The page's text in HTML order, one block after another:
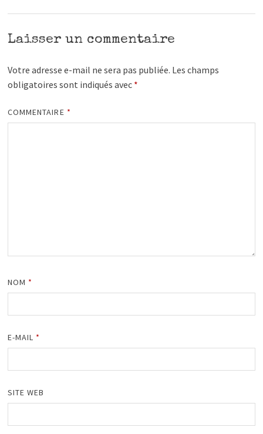
Laisser un commentaire
Votre adresse e-mail ne sera pas publiée. Les champs
obligatoires sont indiqués avec *
COMMENTAIRE *
NOM *
E-MAIL *
SITE WEB